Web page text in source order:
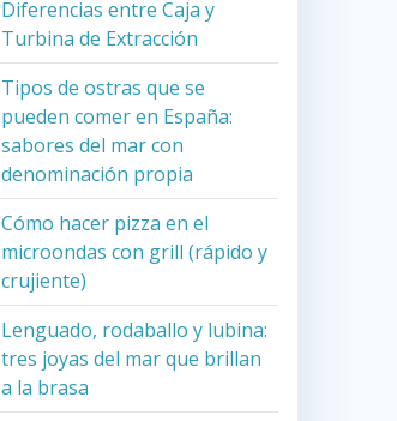
Diferencias entre Caja y
Turbina de Extracción
Tipos de ostras que se
pueden comer en España:
sabores del mar con
denominación propia
Cómo hacer pizza en el
microondas con grill (rápido y
crujiente)
Lenguado, rodaballo y lubina:
tres joyas del mar que brillan
a la brasa